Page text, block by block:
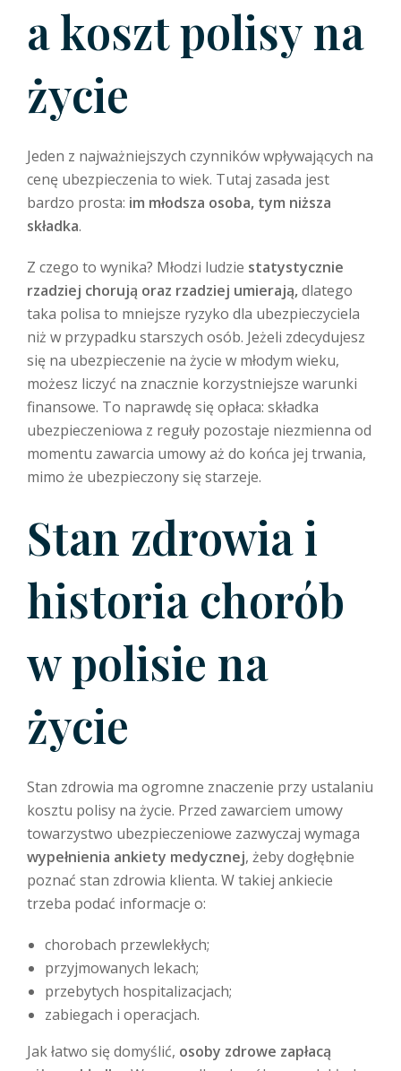
a koszt polisy na
życie
Jeden z najważniejszych czynników wpływających na
cenę ubezpieczenia to wiek. Tutaj zasada jest
bardzo prosta: im młodsza osoba, tym niższa
składka.
Z czego to wynika? Młodzi ludzie statystycznie
rzadziej chorują oraz rzadziej umierają,dlatego
taka polisa to mniejsze ryzyko dla ubezpieczyciela
niż w przypadku starszych osób. Jeżeli zdecydujesz
się na ubezpieczenie na życie w młodym wieku,
możesz liczyć na znacznie korzystniejsze warunki
finansowe. To naprawdę się opłaca: składka
ubezpieczeniowa z reguły pozostaje niezmienna od
momentu zawarcia umowy aż do końca jej trwania,
mimo że ubezpieczony się starzeje.
Stan zdrowia i
historia chorób
w polisie na
życie
Stan zdrowia ma ogromne znaczenie przy ustalaniu
kosztu polisy na życie. Przed zawarciem umowy
towarzystwo ubezpieczeniowe zazwyczaj wymaga
wypełnienia ankiety medycznej, żeby dogłębnie
poznać stan zdrowia klienta. W takiej ankiecie
trzeba podać informacje o:
chorobach przewlekłych;
przyjmowanych lekach;
przebytych hospitalizacjach;
zabiegach i operacjach.
Jak łatwo się domyślić, osoby zdrowe zapłacą